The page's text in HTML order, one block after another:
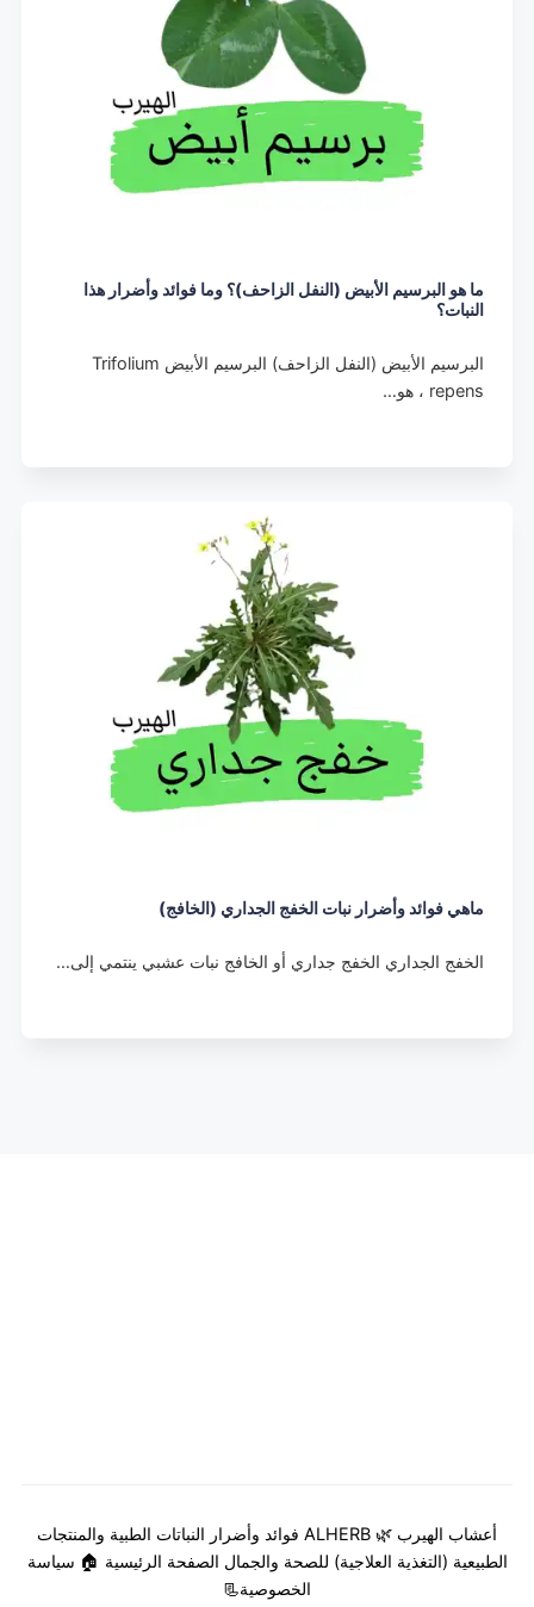
ما هو البرسيم الأبيض (النفل الزاحف)؟ وما فوائد وأضرار هذا
النبات؟
البرسيم الأبيض (النفل الزاحف) البرسيم الأبيض Trifolium
repens ، هو…
ماهي فوائد وأضرار نبات الخفج الجداري (الخافج)
الخفج الجداري الخفج جداري أو الخافج نبات عشبي ينتمي إلى…
أعشاب الهيرب 🌿 ALHERB فوائد وأضرار النباتات الطبية والمنتجات
الطبيعية (التغذية العلاجية) للصحة والجمال الصفحة الرئيسية 🏠 سياسة
الخصوصية📃